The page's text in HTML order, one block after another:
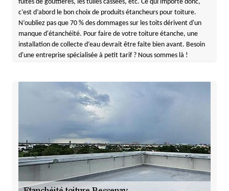
fuites de gouttières, les tuiles cassées, etc. Ce qui importe donc,
c’est d’abord le bon choix de produits étancheurs pour toiture.
N’oubliez pas que 70 % des dommages sur les toits dérivent d'un
manque d'étanchéité. Pour faire de votre toiture étanche, une
installation de collecte d’eau devrait être faite bien avant. Besoin
d'une entreprise spécialisée à petit tarif ? Nous sommes là !